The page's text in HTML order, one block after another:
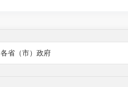
各省（市）政府